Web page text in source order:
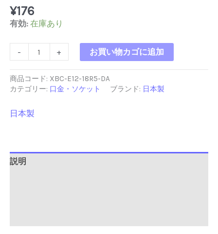
¥176
有効: 在庫あり
-
球
口
金
E12/18.5
個
パ
個
+ お買い物カゴに追加
商品コード: XBC-E12-18R5-DA
カテゴリー: 口金・ソケット ブランド: 日本製
日本製
説明